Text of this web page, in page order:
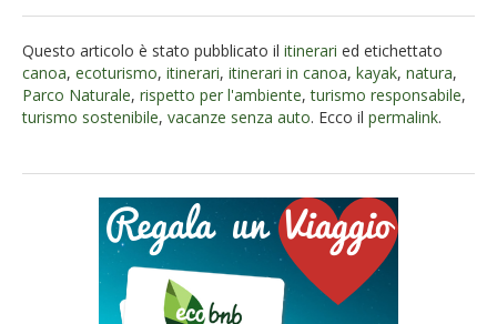
Questo articolo è stato pubblicato il itinerari ed etichettato
canoa, ecoturismo, itinerari, itinerari in canoa, kayak, natura,
Parco Naturale, rispetto per l'ambiente,turismo responsabile,
turismo sostenibile, vacanze senza auto. Ecco il permalink.